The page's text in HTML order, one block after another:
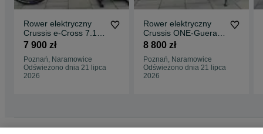
Rower elektryczny
Crussis e-Cross 7.10-
(522 Wh) 18"
7 900 zł
Poznań, Naramowice
Odświeżono dnia 21 lipca
2026
Rower elektryczny
Crussis ONE-Guera
7.10-(522 Wh) (19)
8 800 zł
Poznań, Naramowice
Odświeżono dnia 21 lipca
2026